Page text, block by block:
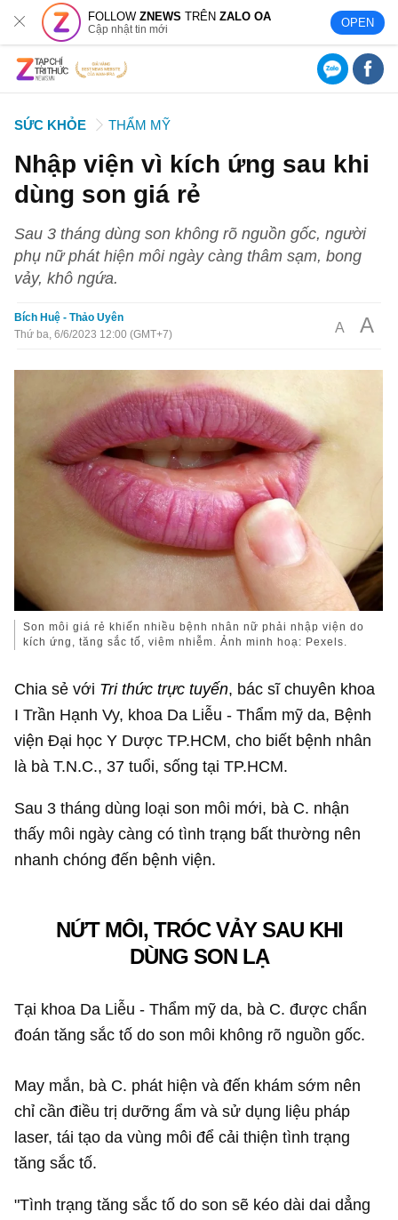
FOLLOWZNEWS TRÊNZALO OA
Cập nhật tin mới OPEN
SỨC KHỎE THẨM MỸ
Nhập viện vì kích ứng sau khi
dùng son giá rẻ
Sau 3 tháng dùng son không rõ nguồn gốc, người
phụ nữ phát hiện môi ngày càng thâm sạm, bong
vảy, khô ngứa.
Bích Huệ - Thảo Uyên
Thứ ba, 6/6/2023 12:00 (GMT+7)
A A
Son môi giá rẻ khiến nhiều bệnh nhân nữ phải nhập viện do
kích ứng, tăng sắc tố, viêm nhiễm. Ảnh minh hoạ: Pexels.
Chia sẻ với Tri thức trực tuyến, bác sĩ chuyên khoa
I Trần Hạnh Vy, khoa Da Liễu - Thẩm mỹ da, Bệnh
viện Đại học Y Dược TP.HCM, cho biết bệnh nhân
là bà T.N.C., 37 tuổi, sống tại TP.HCM.
Sau 3 tháng dùng loại son môi mới, bà C. nhận
thấy môi ngày càng có tình trạng bất thường nên
nhanh chóng đến bệnh viện.
NỨT MÔI, TRÓC VẢY SAU KHI
DÙNG SON LẠ
Tại khoa Da Liễu - Thẩm mỹ da, bà C. được chẩn
đoán tăng sắc tố do son môi không rõ nguồn gốc.
May mắn, bà C. phát hiện và đến khám sớm nên
chỉ cần điều trị dưỡng ẩm và sử dụng liệu pháp
laser, tái tạo da vùng môi để cải thiện tình trạng
tăng sắc tố.
"Tình trạng tăng sắc tố do son sẽ kéo dài dai dẳng